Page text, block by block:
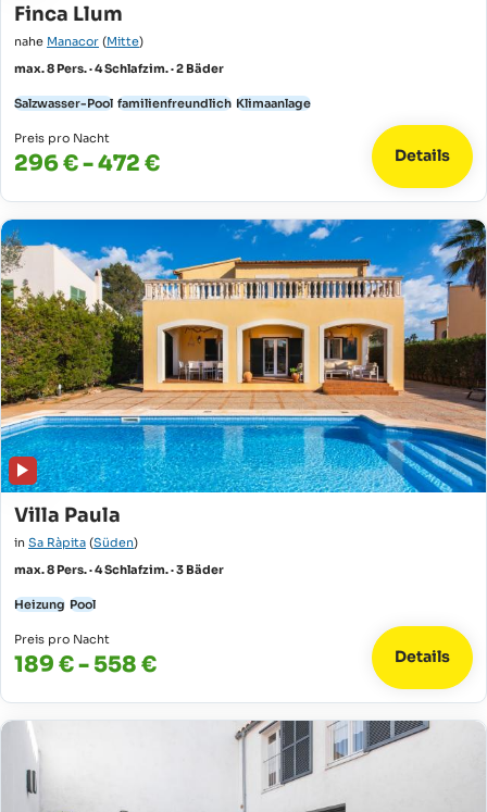
Finca Llum
nahe Manacor (Mitte)
max. 8 Pers. · 4 Schlafzim. · 2 Bäder
Salzwasser-Pool familienfreundlich Klimaanlage
Preis pro Nacht
296 € - 472 € Details
Villa Paula
in Sa Ràpita (Süden)
max. 8 Pers. · 4 Schlafzim. · 3 Bäder
Heizung Pool
Preis pro Nacht
189 € - 558 € Details